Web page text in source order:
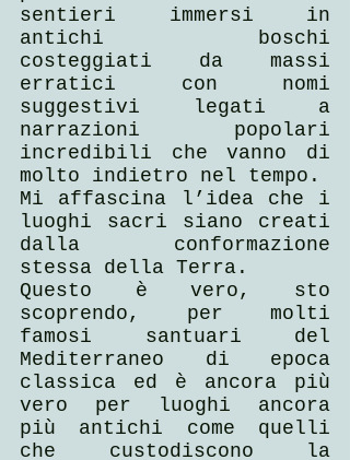
sentieri immersi in
antichi boschi
costeggiati da massi
erratici con nomi
suggestivi legati a
narrazioni popolari
incredibili che vanno di
molto indietro nel tempo.
Mi affascina l’idea che i
luoghi sacri siano creati
dalla conformazione
stessa della Terra.
Questo è vero, sto
scoprendo, per molti
famosi santuari del
Mediterraneo di epoca
classica ed è ancora più
vero per luoghi ancora
più antichi come quelli
che custodiscono la